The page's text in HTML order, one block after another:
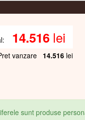
14.516lei
vanzare 14.516lei
sunt produse